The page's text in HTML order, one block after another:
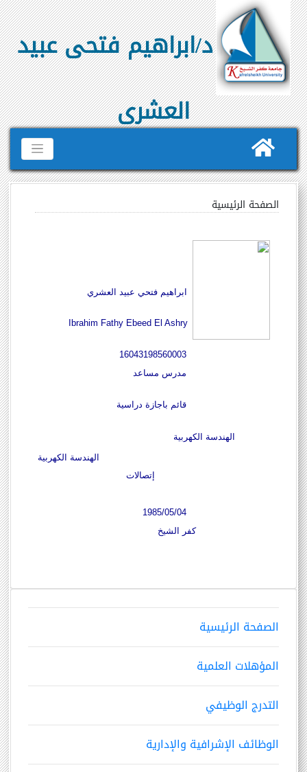
د/ابراهيم فتحى عبيد
العشرى
الصفحة الرئيسية
المؤهلات العلمية
التدرج الوظيفي
الوظائف الإشرافية والإدارية
الصفحة الرئيسية
ابراهيم فتحي عبيد العشري
Ibrahim Fathy Ebeed El Ashry
16043198560003
مدرس مساعد
قائم باجازة دراسية
الهندسة الكهربية
الهندسة الكهربية
إتصالات
1985/05/04
كفر الشيخ